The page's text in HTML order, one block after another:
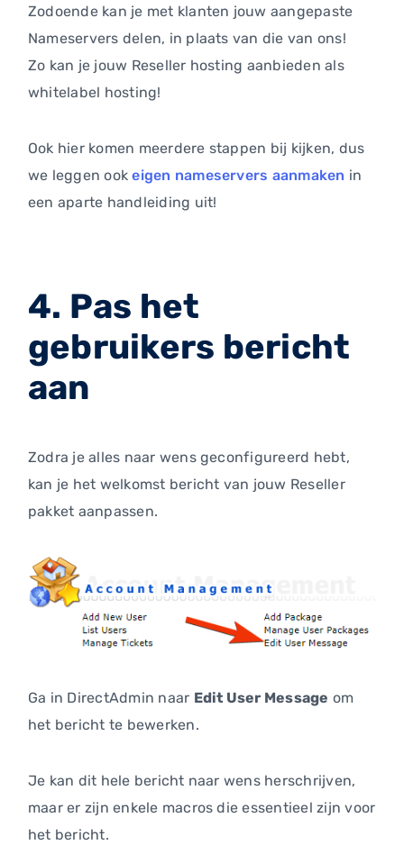
Zodoende kan je met klanten jouw aangepaste
Nameservers delen, in plaats van die van ons!
Zo kan je jouw Reseller hosting aanbieden als
whitelabel hosting!
Ook hier komen meerdere stappen bij kijken, dus
we leggen ookeigen nameservers aanmaken in
een aparte handleiding uit!
4. Pas het
gebruikers bericht
aan
Zodra je alles naar wens geconfigureerd hebt,
kan je het welkomst bericht van jouw Reseller
pakket aanpassen.
Ga in DirectAdmin naar Edit User Message om
het bericht te bewerken.
Je kan dit hele bericht naar wens herschrijven,
maar er zijn enkele macros die essentieel zijn voor
het bericht.